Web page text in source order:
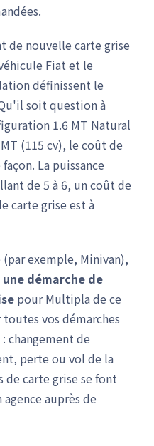
de nouvelle carte grise
Fiat et le
définissent le
soit question à
1.6 MT Natural
(115 cv), le coût de
La puissance
de 5 à 6, un coût de
carte grise est à
exemple, Minivan),
démarche de
pour Multipla de ce
vos démarches
changement de
perte ou vol de la
de carte grise se font
auprès de